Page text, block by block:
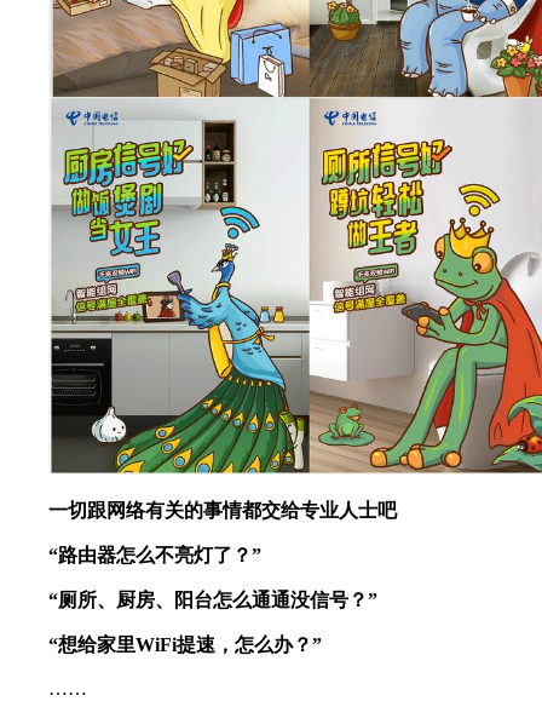
一切跟网络有关的事情都交给专业人士吧
“路由器怎么不亮灯了？”
“厕所、厨房、阳台怎么通通没信号？”
“想给家里WiFi提速，怎么办？”
……